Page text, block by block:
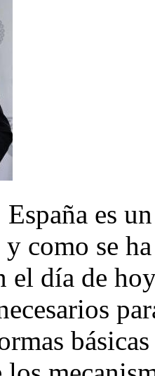
es
como se
el día de